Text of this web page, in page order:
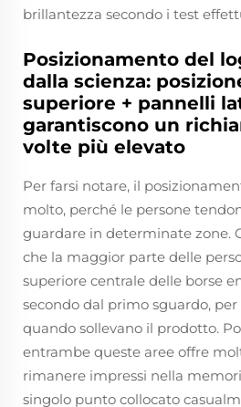
brillantezza secondo i test
Posizionamento del
dalla scienza:
superiore + pannelli
garantiscono un
volte più elevato
Per farsi notare, il
molto, perché le persone
guardare in determinate zone.
che la maggior parte delle
superiore centrale delle borse
secondo dal primo sguardo,
quando sollevano il prodotto.
entrambe queste aree offre
rimanere impressi nella
singolo punto collocato